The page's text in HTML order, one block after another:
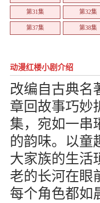
第31集 第32集
第37集 第38集
动漫红楼小剧介绍
改编自古典名
章回故事巧妙
集，宛如一串
的韵味。以童
大家族的生活
老的长河在眼
每个角色都如